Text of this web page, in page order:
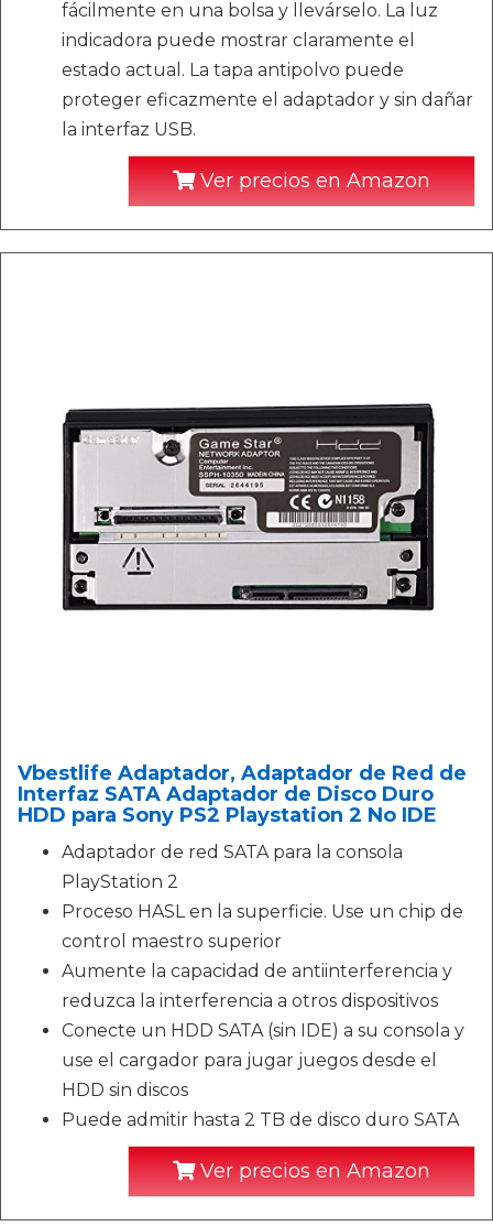
fácilmente en una bolsa y llevárselo. La luz
indicadora puede mostrar claramente el
estado actual. La tapa antipolvo puede
proteger eficazmente el adaptador y sin dañar
la interfaz USB.
Ver precios en Amazon
Vbestlife Adaptador, Adaptador de Red de
Interfaz SATA Adaptador de Disco Duro
HDD para Sony PS2 Playstation 2 No IDE
Adaptador de red SATA para la consola
PlayStation 2
Proceso HASL en la superficie. Use un chip de
control maestro superior
Aumente la capacidad de antiinterferencia y
reduzca la interferencia a otros dispositivos
Conecte un HDD SATA (sin IDE) a su consola y
use el cargador para jugar juegos desde el
HDD sin discos
Puede admitir hasta 2 TB de disco duro SATA
Ver precios en Amazon